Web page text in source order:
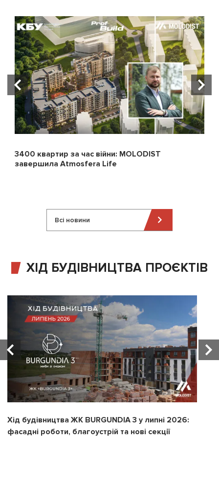
3400 квартир за час війни: MOLODIST
завершила Atmosfera Life
Всі новини
ХІД БУДІВНИЦТВА ПРОЄКТІВ
Хід будівництва ЖК BURGUNDIA 3 у липні 2026:
фасадні роботи, благоустрій та нові секції